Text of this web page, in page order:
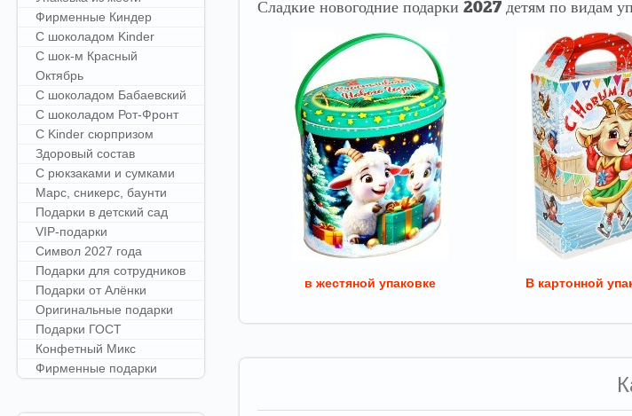
Сладкие новогодние подарки 2027 детям по видам
в жестяной упаковке В картонной
Фирменные Киндер
С шоколадом Kinder
С шок-м Красный
Октябрь
С шоколадом Бабаевский
С шоколадом Рот-Фронт
С Kinder сюрпризом
Здоровый состав
С рюкзаками и сумками
Марс, сникерс, баунти
Подарки в детский сад
VIP-подарки
Символ 2027 года
Подарки для сотрудников
Подарки от Алёнки
Оригинальные подарки
Подарки ГОСТ
Конфетный Микс
Фирменные подарки